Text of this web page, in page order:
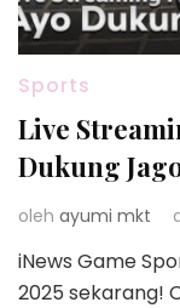
Sports
Live
Dukung
oleh ayumi mkt
iNews Game
2025 sekarang!